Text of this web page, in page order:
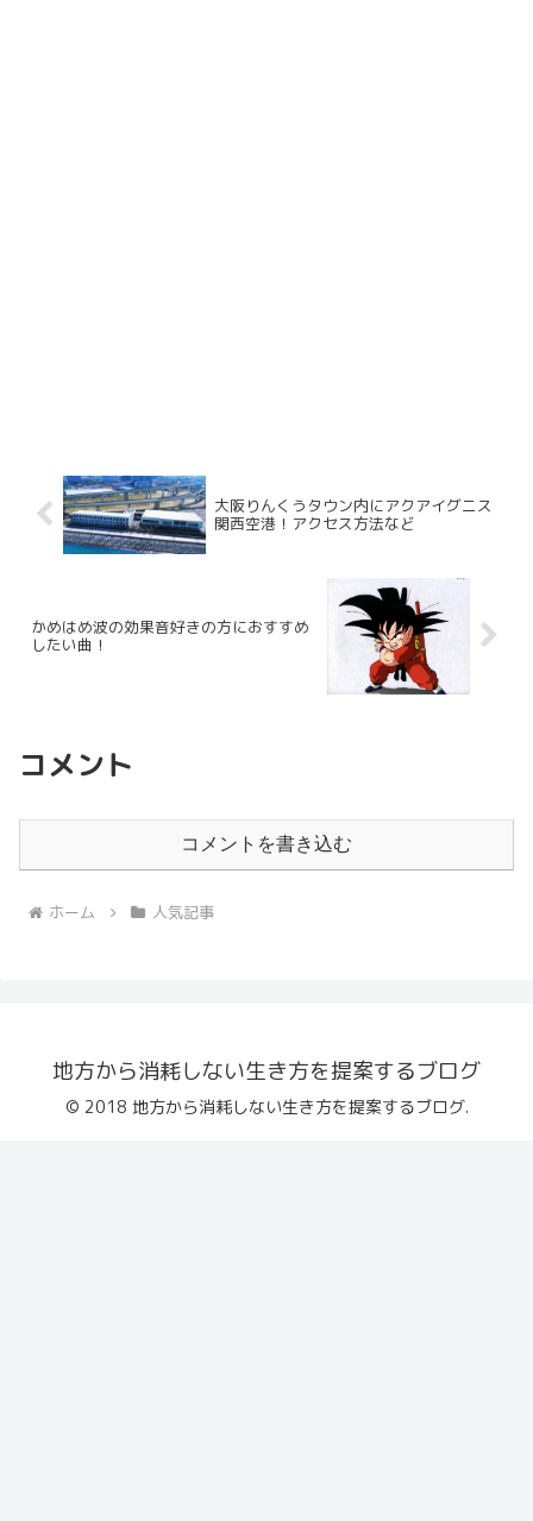
大阪りんくうタウン内にアクアイグニス
関西空港！アクセス方法など
かめはめ波の効果音好きの方におすすめ
したい曲！
コメント
コメントを書き込む
ホーム 人気記事
地方から消耗しない生き方を提案するブログ
© 2018 地方から消耗しない生き方を提案するブログ.